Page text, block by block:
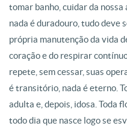
tomar banho, cuidar da
nada é duradouro, tudo deve
própria manutenção da vida
coração e do respirar
repete, sem cessar, suas
é transitório, nada é eterno.
adulta e, depois, idosa. Toda
todo dia que nasce logo se